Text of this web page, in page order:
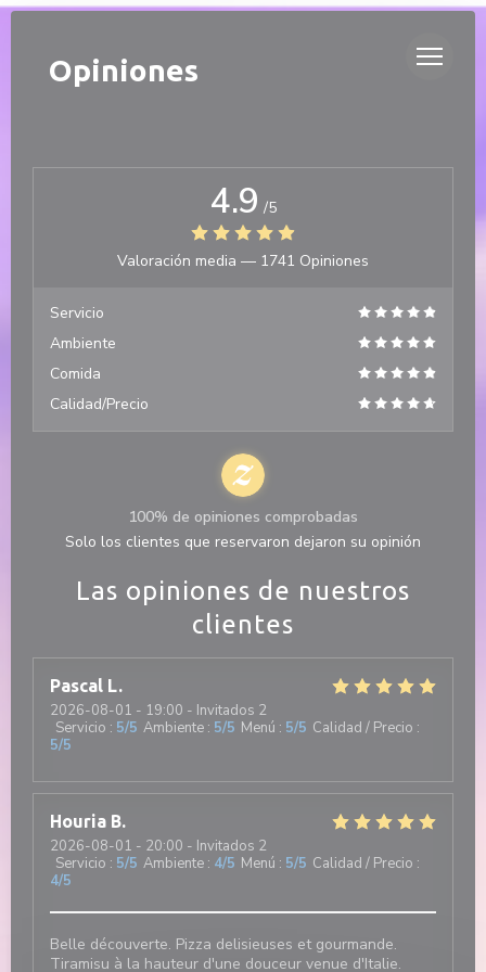
Personalización de sus opciones de cookies
DUETTO
Opiniones
Las opiniones de nuestros
clientes
Pascal L
2026-08-01 - 19:00 - Invitados 2
Servicio : 5/5 Ambiente : 5/5 Menú : 5/5 Calidad / Precio :
5/5
Houria B
2026-08-01 - 20:00 - Invitados 2
Servicio : 5/5 Ambiente : 4/5 Menú : 5/5 Calidad / Precio :
4/5
Belle découverte. Pizza delisieuses et gourmande.
Tiramisu à la hauteur d'une douceur venue d'Italie.
4.9 /5
Valoración media — 1741 Opiniones
Servicio
Ambiente
Comida
Calidad/Precio
100% de opiniones comprobadas
Solo los clientes que reservaron dejaron su opinión